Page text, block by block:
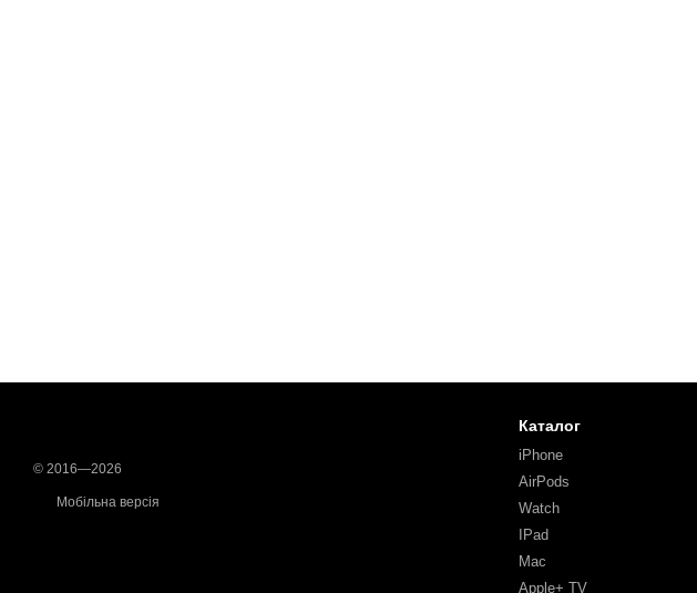
© 2016—2026
Мобільна версія
Каталог
iPhone
AirPods
Watch
IPad
Mac
Apple+ TV